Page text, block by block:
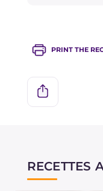
PRINT THE
RECETTES